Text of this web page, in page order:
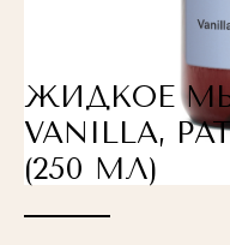
ЖИДКОЕ
VANILLA,
(250 МЛ)